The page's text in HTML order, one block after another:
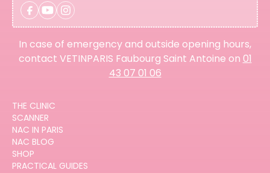
In case of emergency and outside opening hours,
contact VETINPARIS Faubourg Saint Antoine on 01
43 07 01 06
THE CLINIC
SCANNER
NAC IN PARIS
NAC BLOG
SHOP
PRACTICAL GUIDES